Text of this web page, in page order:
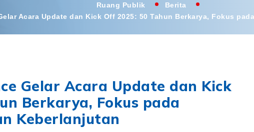
Ruang Publik
Berita
Acara Update dan Kick Off 2025: 50 Tahun Berkarya, Fokus
Gelar Acara Update dan Kick
Berkarya, Fokus pada
Keberlanjutan